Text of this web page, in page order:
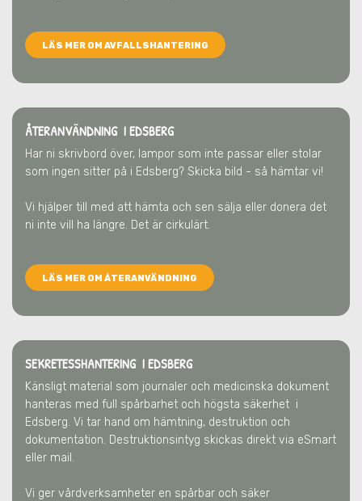
LÄS MER OM AVFALLSHANTERING
ÅTERANVÄNDNING I EDSBERG
Har ni skrivbord över, lampor som inte passar eller stolar
som ingen sitter på i Edsberg? Skicka bild - så hämtar vi!
Vi hjälper till med att hämta och sen sälja eller donera det
ni inte vill ha längre. Det är cirkulärt.
LÄS MER OM ÅTERANVÄNDNING
SEKRETESSHANTERING I EDSBERG
Känsligt material som journaler och medicinska dokument
hanteras med full spårbarhet och högsta säkerhet i
Edsberg. Vi tar hand om hämtning, destruktion och
dokumentation. Destruktionsintyg skickas direkt via eSmart
eller mail.
Vi ger vårdverksamheter en spårbar och säker